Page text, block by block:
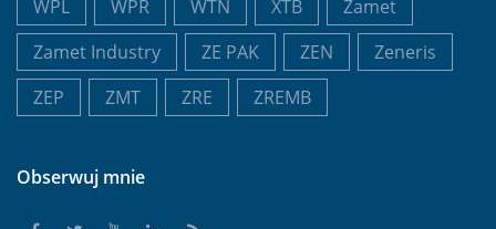
WPL
WPR WTN XTB
Zamet
Zamet Industry
ZE PAK ZEN
Zeneris
ZEP
ZMT ZRE ZREMB
Obserwuj mnie